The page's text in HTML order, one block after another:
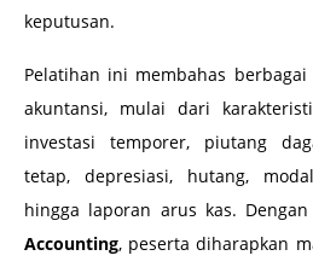
keputusan.
Pelatihan ini membahas
akuntansi, mulai dari
investasi temporer, piutang
tetap, depresiasi, hutang,
hingga laporan arus kas.
Accounting, peserta diharapkan